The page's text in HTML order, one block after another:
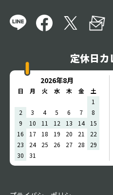
定休日カ
2026年8月
日 月 火 水 木 金
土
1
2
3 4 5 6 7
8
9
10 11 12 13 14
15
16
17 18 19 20 21
22
23
24 25 26 27 28
29
30
31